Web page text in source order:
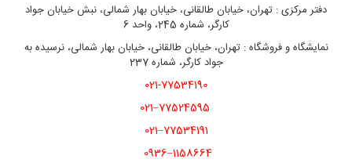
دفتر مرکزی : تهران، خیابان طالقانی، خیابان بهار شمالی، نبش خیابان جواد
کارگر، شماره 245، واحد 6
نمایشگاه و فروشگاه : تهران، خیابان طالقانی، خیابان بهار شمالی، نرسیده به
جواد کارگر، شماره 237
021-77534190
77524595–021
77534191–021
1158664–0936